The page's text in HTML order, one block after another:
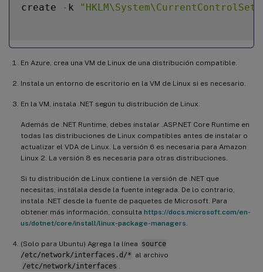
create - k
En Azure, crea una VM de Linux de una distribución compatible.
Instala un entorno de escritorio en la VM de Linux si es necesario.
En la VM, instala .NET según tu distribución de Linux.
Además de .NET Runtime, debes instalar .ASP.NET Core Runtime en
todas las distribuciones de Linux compatibles antes de instalar o
actualizar el VDA de Linux. La versión 6 es necesaria para Amazon
Linux 2. La versión 8 es necesaria para otras distribuciones.
Si tu distribución de Linux contiene la versión de .NET que
necesitas, instálala desde la fuente integrada. De lo contrario,
instala .NET desde la fuente de paquetes de Microsoft. Para
obtener más información, consulta https://docs.microsoft.com/en-
us/dotnet/core/install/linux-package-managers
(Solo para Ubuntu) Agrega la línea source
/etc/network/interfaces.d/* al archivo
/etc/network/interfaces